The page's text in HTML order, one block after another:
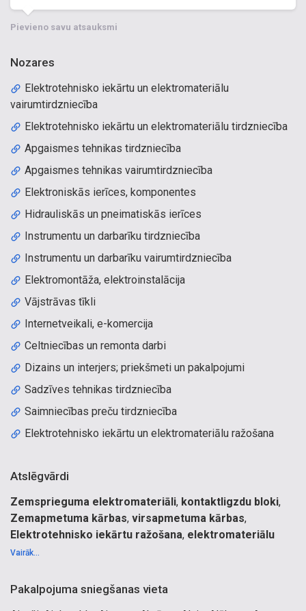
Pievieno savu atsauksmi
Nozares
Elektrotehnisko iekārtu un elektromateriālu
vairumtirdzniecība
Elektrotehnisko iekārtu un elektromateriālu tirdzniecība
Apgaismes tehnikas tirdzniecība
Apgaismes tehnikas vairumtirdzniecība
Elektroniskās ierīces, komponentes
Hidrauliskās un pneimatiskās ierīces
Instrumentu un darbarīku tirdzniecība
Instrumentu un darbarīku vairumtirdzniecība
Elektromontāža, elektroinstalācija
Vājstrāvas tīkli
Internetveikali, e-komercija
Celtniecības un remonta darbi
Dizains un interjers; priekšmeti un pakalpojumi
Sadzīves tehnikas tirdzniecība
Saimniecības preču tirdzniecība
Elektrotehnisko iekārtu un elektromateriālu ražošana
Atslēgvārdi
Zemsprieguma elektromateriāli, kontaktligzdu bloki,
Zemapmetuma kārbas, virsapmetuma kārbas,
Elektrotehnisko iekārtu ražošana, elektromateriālu
ražošana
Instrumenti, Mājai un dārzam, Mēbeļu furnitūra,
Vairāk...
Pakalpojuma sniegšanas vieta